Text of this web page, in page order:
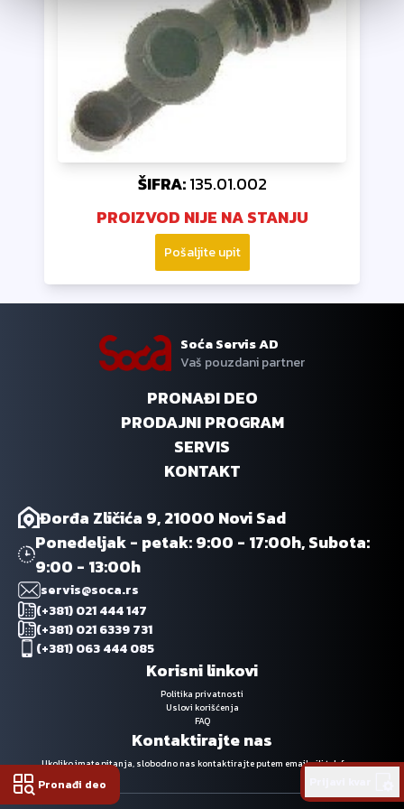
Pronađi deo
ŠIFRA: 135.01.002
PROIZVOD NIJE NA STANJU
Pošaljite upit
Soća Servis AD
Vaš pouzdani partner
PRONAĐI DEO
PRODAJNI PROGRAM
SERVIS
KONTAKT
Đorđa Zličića 9, 21000 Novi Sad
Ponedeljak - petak: 9:00 - 17:00h, Subota:
9:00 - 13:00h
servis@soca.rs
(+381) 021 444 147
(+381) 021 6339 731
(+381) 063 444 085
Korisni linkovi
Politika privatnosti
Uslovi korišćenja
FAQ
Kontaktirajte nas
Ukoliko imate pitanja, slobodno nas kontaktirajte putem emaila ili telefona.